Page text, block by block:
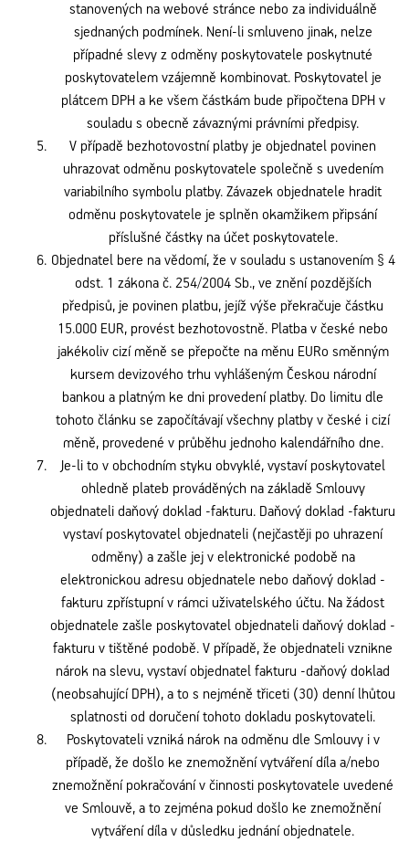
stanovených na webové stránce nebo za individuálně
sjednaných podmínek. Není-li smluveno jinak, nelze
případné slevy z odměny poskytovatele poskytnuté
poskytovatelem vzájemně kombinovat. Poskytovatel je
plátcem DPH a ke všem částkám bude připočtena DPH v
souladu s obecně závaznými právními předpisy.
V případě bezhotovostní platby je objednatel povinen
uhrazovat odměnu poskytovatele společně s uvedením
variabilního symbolu platby. Závazek objednatele hradit
odměnu poskytovatele je splněn okamžikem připsání
příslušné částky na účet poskytovatele.
Objednatel bere na vědomí, že v souladu s ustanovením § 4
odst. 1 zákona č. 254/2004 Sb., ve znění pozdějších
předpisů, je povinen platbu, jejíž výše překračuje částku
15.000 EUR, provést bezhotovostně. Platba v české nebo
jakékoliv cizí měně se přepočte na měnu EURo směnným
kursem devizového trhu vyhlášeným Českou národní
bankou a platným ke dni provedení platby. Do limitu dle
tohoto článku se započítávají všechny platby v české i cizí
měně, provedené v průběhu jednoho kalendářního dne.
Je-li to v obchodním styku obvyklé, vystaví poskytovatel
ohledně plateb prováděných na základě Smlouvy
objednateli daňový doklad -fakturu. Daňový doklad -fakturu
vystaví poskytovatel objednateli (nejčastěji po uhrazení
odměny) a zašle jej v elektronické podobě na
elektronickou adresu objednatele nebo daňový doklad -
fakturu zpřístupní v rámci uživatelského účtu. Na žádost
objednatele zašle poskytovatel objednateli daňový doklad -
fakturu v tištěné podobě. V případě, že objednateli vznikne
nárok na slevu, vystaví objednatel fakturu -daňový doklad
(neobsahující DPH), a to s nejméně třiceti (30) denní lhůtou
splatnosti od doručení tohoto dokladu poskytovateli.
Poskytovateli vzniká nárok na odměnu dle Smlouvy i v
případě, že došlo ke znemožnění vytváření díla a/nebo
znemožnění pokračování v činnosti poskytovatele uvedené
ve Smlouvě, a to zejména pokud došlo ke znemožnění
vytváření díla v důsledku jednání objednatele.